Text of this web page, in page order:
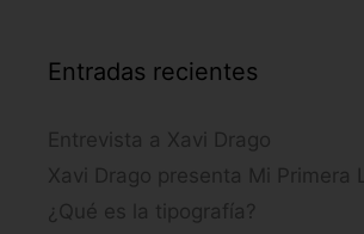
Entradas recientes
Entrevista a Xavi Drago
Xavi Drago presenta Mi Primera
¿Qué es la tipografía?